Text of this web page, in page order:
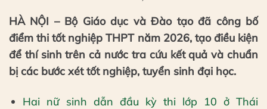
HÀ NỘI – Bộ Giáo dục và Đào tạo đã công bố
điểm thi tốt nghiệp THPT năm 2026, tạo điều kiện
để thí sinh trên cả nước tra cứu kết quả và chuẩn
bị các bước xét tốt nghiệp, tuyển sinh đại học.
Hai nữ sinh dẫn đầu kỳ thi lớp 10 ở Thái